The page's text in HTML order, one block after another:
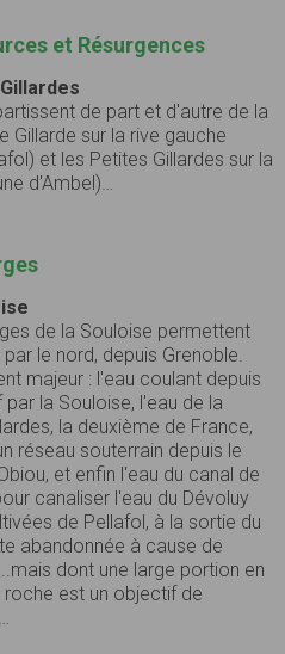
et Résurgences
de part et d'autre de la
Gillarde sur la rive gauche
et les Petites Gillardes sur la
d'Ambel)…
de la Souloise permettent
le nord, depuis Grenoble.
majeur : l'eau coulant depuis
la Souloise, l'eau de la
la deuxième de France,
réseau souterrain depuis le
et enfin l'eau du canal de
canaliser l'eau du Dévoluy
de Pellafol, à la sortie du
abandonnée à cause de
dont une large portion en
roche est un objectif de